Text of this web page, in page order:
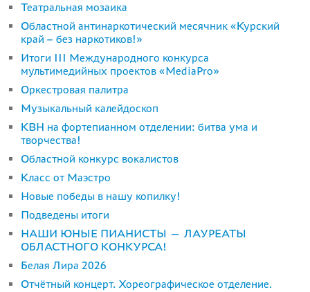
Театральная мозаика
Областной антинаркотический месячник «Курский
край – без наркотиков!»
Итоги III Международного конкурса
мультимедийных проектов «MediaPro»
Оркестровая палитра
Музыкальный калейдоскоп
КВН на фортепианном отделении: битва ума и
творчества!
Областной конкурс вокалистов
Класс от Маэстро
Новые победы в нашу копилку!
Подведены итоги
НАШИ ЮНЫЕ ПИАНИСТЫ — ЛАУРЕАТЫ
ОБЛАСТНОГО КОНКУРСА!
Белая Лира 2026
Отчётный концерт. Хореографическое отделение.